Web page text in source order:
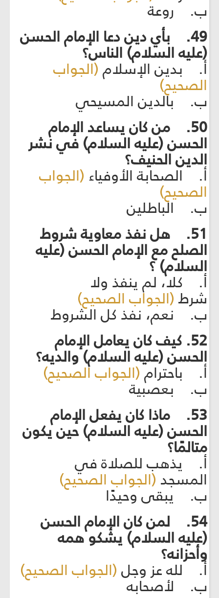
ب. روعة
49. بأي دين دعا الإمام الحسن
(عليه السلام) الناس؟
أ. بدين الإسلام (الجواب
الصحيح)
ب. بالدين المسيحي
50. من كان يساعد الإمام
الحسن (عليه السلام) في نشر
الدين الحنيف؟
أ. الصحابة الأوفياء (الجواب
الصحيح)
ب. الباطلين
51. هل نفذ معاوية شروط
الصلح مع الإمام الحسن (عليه
السلام) ؟
أ. كلا، لم ينفذ ولا
شرط (الجواب الصحيح)
ب. نعم، نفذ كل الشروط
52. كيف كان يعامل الإمام
الحسن (عليه السلام) والديه؟
أ. باحترام (الجواب الصحيح)
ب. بعصبية
53. ماذا كان يفعل الإمام
الحسن (عليه السلام) حين يكون
متالمًا؟
أ. يذهب للصلاة في
المسجد (الجواب الصحيح)
ب. يبقى وحيدًا
54. لمن كان الإمام الحسن
(عليه السلام) يشكو همه
وأحزانه؟
أ. لله عز وجل (الجواب الصحيح)
ب. لأصحابه